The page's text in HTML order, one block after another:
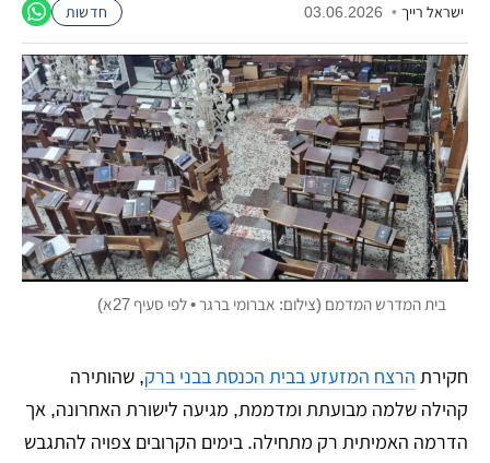
ישראל רייך •
03.06.2026 חדשות
בית המדרש המדמם (צילום: אברומי ברגר • לפי סעיף 27א)
חקירת הרצח המזעזע בבית הכנסת בבני ברק, שהותירה
קהילה שלמה מבועתת ומדממת, מגיעה לישורת האחרונה, אך
הדרמה האמיתית רק מתחילה. בימים הקרובים צפויה להתגבש